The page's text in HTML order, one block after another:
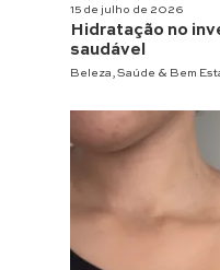
15 de julho de 2026
Hidratação no
saudável
Beleza Saúde & Bem